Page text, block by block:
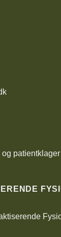
patientklager